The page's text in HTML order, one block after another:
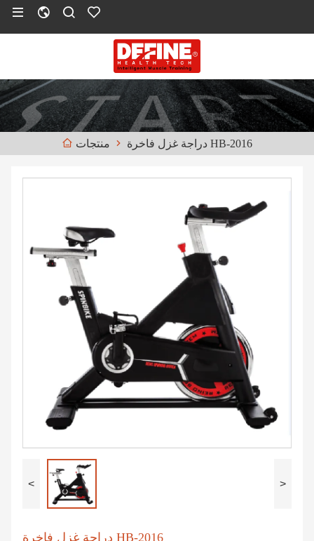
منتجات دراجة غزل فاخرة HB-2016
< >
دراجة غزل فاخرة HB-2016